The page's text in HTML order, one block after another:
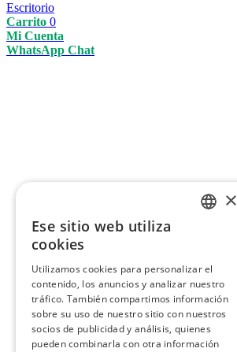
Escritorio
Carrito 0
Mi Cuenta
WhatsApp Chat
GERMAN
FRENCH
SPANISH
×
Ese sitio web utiliza
cookies
Utilizamos cookies para personalizar el
contenido, los anuncios y analizar nuestro
tráfico. También compartimos información
sobre su uso de nuestro sitio con nuestros
socios de publicidad y análisis, quienes
pueden combinarla con otra información